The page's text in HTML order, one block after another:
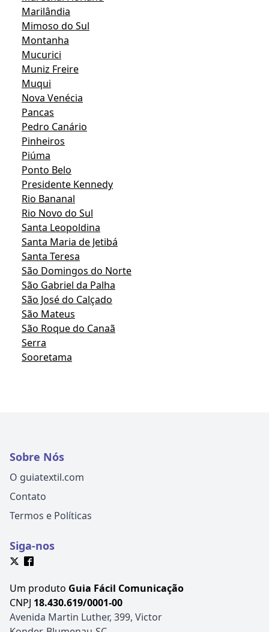
Marilândia
Mimoso do Sul
Montanha
Mucurici
Muniz Freire
Muqui
Nova Venécia
Pancas
Pedro Canário
Pinheiros
Piúma
Ponto Belo
Presidente Kennedy
Rio Bananal
Rio Novo do Sul
Santa Leopoldina
Santa Maria de Jetibá
Santa Teresa
São Domingos do Norte
São Gabriel da Palha
São José do Calçado
São Mateus
São Roque do Canaã
Serra
Sooretama
Sobre Nós
O guiatextil.com
Contato
Termos e Políticas
Siga-nos
Um produto Guia Fácil Comunicação
CNPJ 18.430.619/0001-00
Avenida Martin Luther, 399, Victor